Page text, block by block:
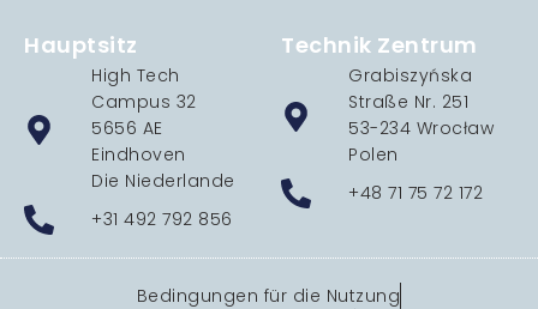
Hauptsitz
High Tech
Campus 32
5656 AE
Eindhoven
Die Niederlande
+31 492 792 856
Technik Zentrum
Grabiszyńska
Straße Nr. 251
53-234 Wrocław
Polen
+48 71 75 72 172
Bedingungen für die Nutzung